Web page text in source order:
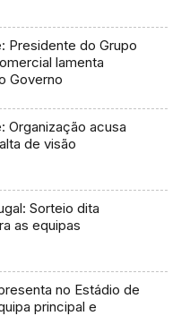
Presidente do Grupo
lamenta
Governo
Organização acusa
de visão
Sorteio dita
as equipas
no Estádio de
principal e